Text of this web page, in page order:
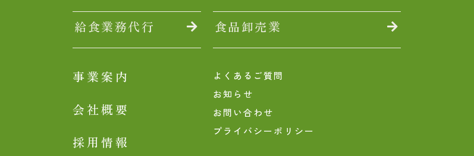
給食業務代行
事業案内
会社概要
採用情報
食品卸売業
よくあるご質問
お知らせ
お問い合わせ
プライバシーポリシー